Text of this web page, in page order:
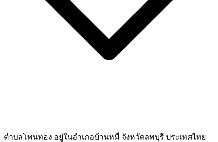
ตำบลโพนทอง อยู่ในอำเภอบ้านหมี่ จังหวัดลพบุรี ประเทศไทย